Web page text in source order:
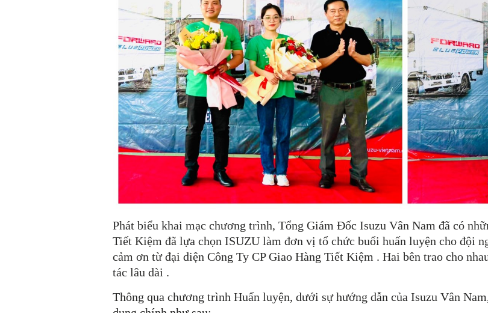
Phát biểu khai mạc chương trình, Tổng Giám Đốc Isuzu Vân Nam đã có
Tiết Kiệm đã lựa chọn ISUZU làm đơn vị tổ chức buổi huấn luyện cho đội
cảm ơn từ đại diện Công Ty CP Giao Hàng Tiết Kiệm . Hai bên trao cho
tác lâu dài .
Thông qua chương trình Huấn luyện, dưới sự hướng dẫn của Isuzu Vân